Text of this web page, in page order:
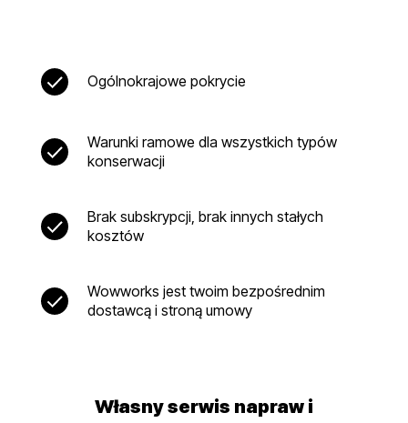
Ogólnokrajowe pokrycie
Warunki ramowe dla wszystkich typów
konserwacji
Brak subskrypcji, brak innych stałych
kosztów
Wowworks jest twoim bezpośrednim
dostawcą i stroną umowy
Własny serwis napraw i